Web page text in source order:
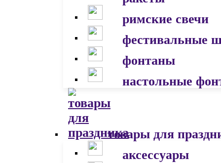
римские свечи
фестивальные
фонтаны
настольные
товары для
аксессуары